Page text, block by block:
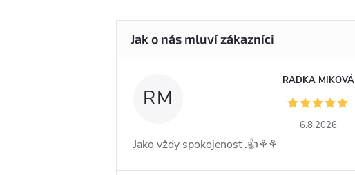
RM
RADKA MIKOVÁ
6.8.2026
Jako vždy spokojenost .👍⚘️⚘️